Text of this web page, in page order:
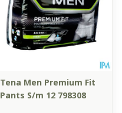
Tena Men Premium Fit
Pants S/m 12 798308